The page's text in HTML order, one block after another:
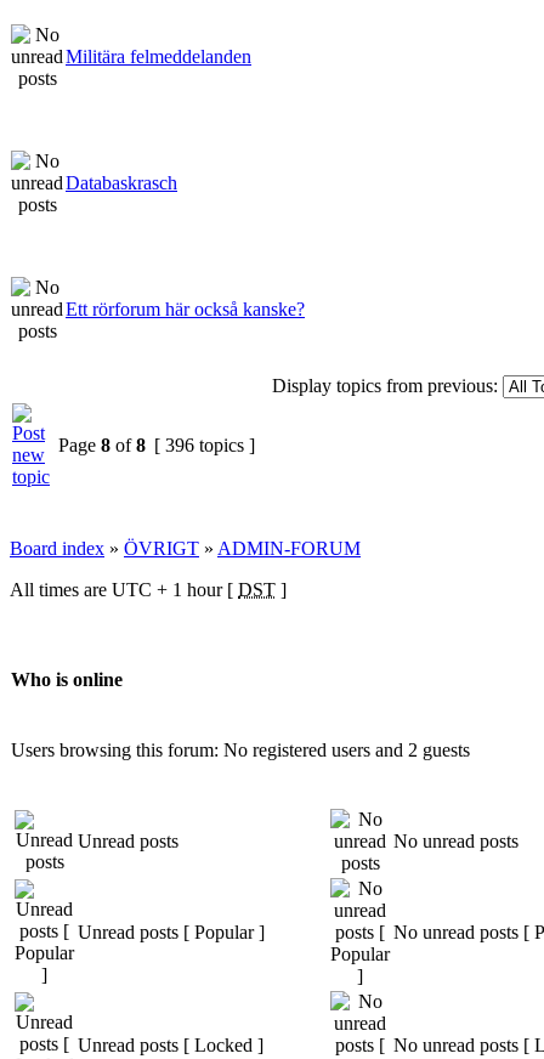
Militära felmeddelanden
Databaskrasch
Ett rörforum här också kanske?
Display topics from previous:
Page 8 of8 [ 396 topics ]
Board index » ÖVRIGT » ADMIN-FORUM
All times are UTC + 1 hour [ DST ]
Who is online
Users browsing this forum: No registered users and 2 guests
Unread posts No unread posts
Unread posts [ Popular ] No unread posts [
Unread posts [ Locked ] No unread posts [